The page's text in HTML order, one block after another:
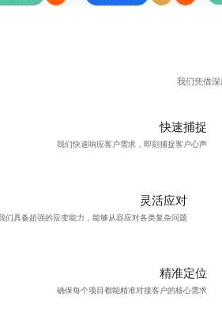
我们凭借
快速捕捉
我们快速响应客户需求，即刻捕捉客户心声
灵活应对
们具备超强的应变能力，能够从容应对各类复杂问题
精准定位
确保每个项目都能精准对接客户的核心需求